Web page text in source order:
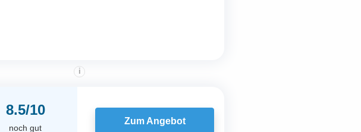
8.5/10
i
noch gut
Zum Angebot